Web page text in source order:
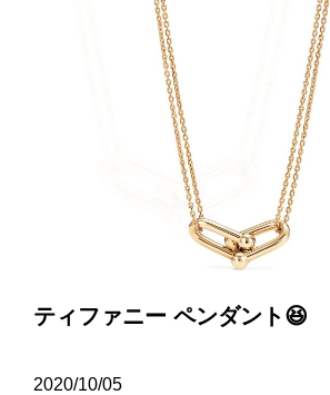
ティファニー ペンダント😆
2020/10/05